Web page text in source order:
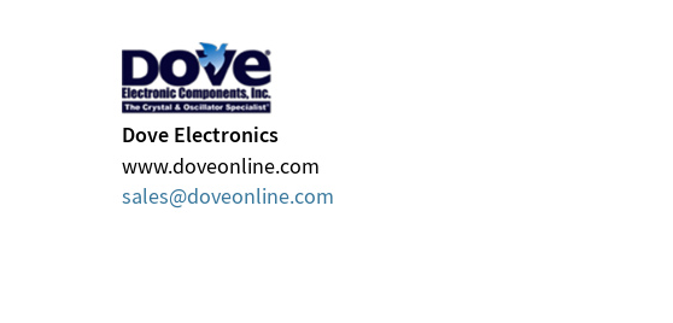
Dove Electronics
www.doveonline.com
sales
doveonlinecom